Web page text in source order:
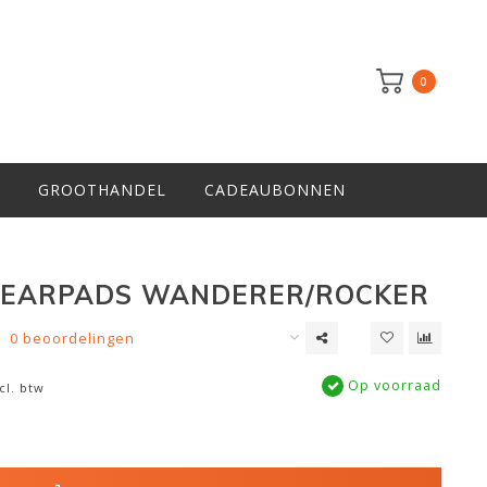
0
GROOTHANDEL CADEAUBONNEN
WANDERER/ROCKER
0 beoordelingen
btw Op voorraad